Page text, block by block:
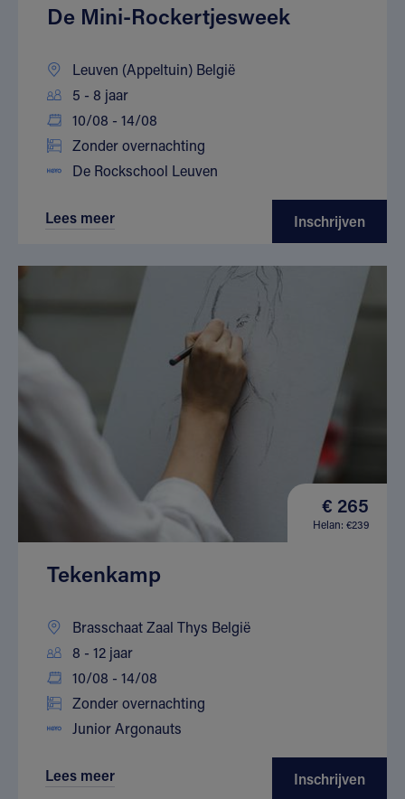
De Mini-Rockertjesweek
Leuven (Appeltuin) België
5 - 8 jaar
10/08 - 14/08
Zonder overnachting
De Rockschool Leuven
Lees meer Inschrijven
€ 265
Helan: €239
Tekenkamp
Brasschaat Zaal Thys België
8 - 12 jaar
10/08 - 14/08
Zonder overnachting
Junior Argonauts
Lees meer Inschrijven